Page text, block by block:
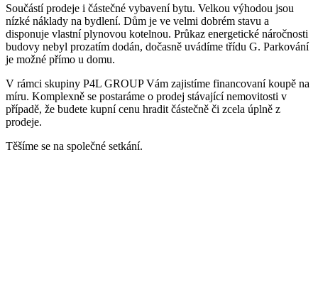
Součástí prodeje i částečné vybavení bytu. Velkou výhodou jsou
nízké náklady na bydlení. Dům je ve velmi dobrém stavu a
disponuje vlastní plynovou kotelnou. Průkaz energetické náročnosti
budovy nebyl prozatím dodán, dočasně uvádíme třídu G. Parkování
je možné přímo u domu.
V rámci skupiny P4L GROUP Vám zajistíme financovaní koupě na
míru. Komplexně se postaráme o prodej stávající nemovitosti v
případě, že budete kupní cenu hradit částečně či zcela úplně z
prodeje.
Těšíme se na společné setkání.